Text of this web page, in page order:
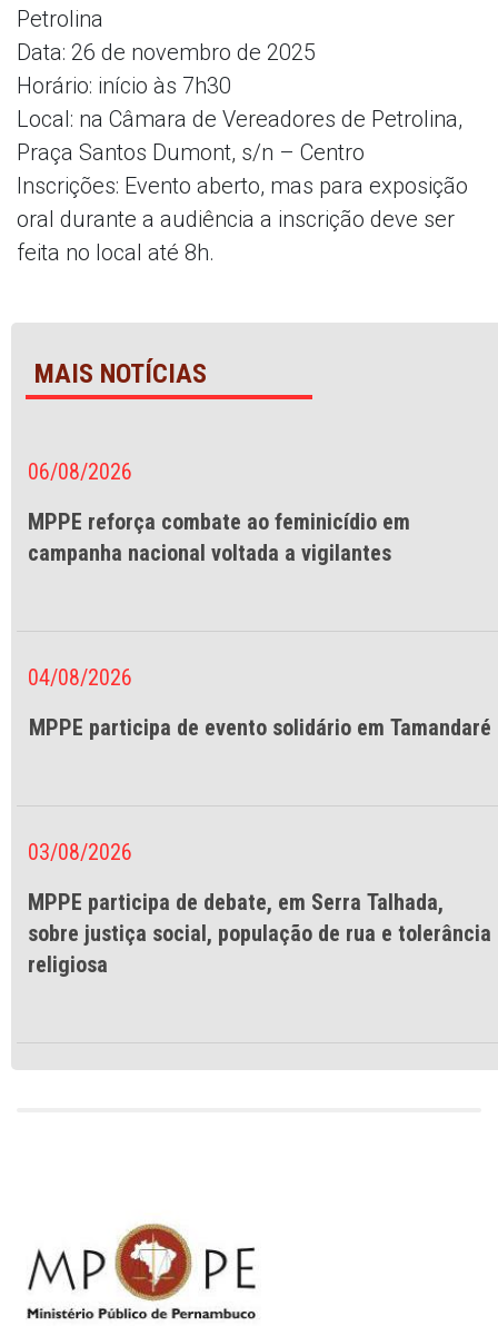
Petrolina
Data: 26 de novembro de 2025
Horário: início às 7h30
Local: na Câmara de Vereadores de Petrolina,
Praça Santos Dumont, s/n – Centro
Inscrições: Evento aberto, mas para exposição
oral durante a audiência a inscrição deve ser
feita no local até 8h.
MAIS NOTÍCIAS
06/08/2026
MPPE reforça combate ao feminicídio em
campanha nacional voltada a vigilantes
04/08/2026
MPPE participa de evento solidário em Tamandaré
03/08/2026
MPPE participa de debate, em Serra Talhada,
sobre justiça social, população de rua e tolerância
religiosa